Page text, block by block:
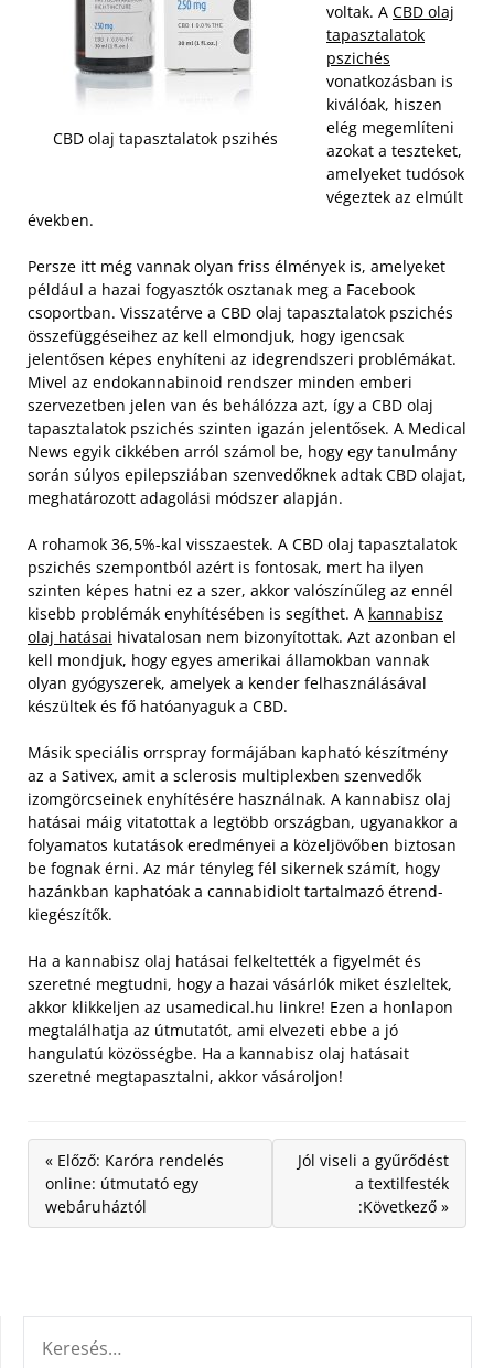
CBD olaj tapasztalatok pszihés
voltak. A CBD olaj
tapasztalatok
pszichés
vonatkozásban is
kiválóak, hiszen
elég megemlíteni
azokat a teszteket,
amelyeket tudósok
végeztek az elmúlt
években.
Persze itt még vannak olyan friss élmények is, amelyeket
például a hazai fogyasztók osztanak meg a Facebook
csoportban. Visszatérve a CBD olaj tapasztalatok pszichés
összefüggéseihez az kell elmondjuk, hogy igencsak
jelentősen képes enyhíteni az idegrendszeri problémákat.
Mivel az endokannabinoid rendszer minden emberi
szervezetben jelen van és behálózza azt, így a CBD olaj
tapasztalatok pszichés szinten igazán jelentősek. A Medical
News egyik cikkében arról számol be, hogy egy tanulmány
során súlyos epilepsziában szenvedőknek adtak CBD olajat,
meghatározott adagolási módszer alapján.
A rohamok 36,5%-kal visszaestek. A CBD olaj tapasztalatok
pszichés szempontból azért is fontosak, mert ha ilyen
szinten képes hatni ez a szer, akkor valószínűleg az ennél
kisebb problémák enyhítésében is segíthet. A kannabisz
olaj hatásai hivatalosan nem bizonyítottak. Azt azonban el
kell mondjuk, hogy egyes amerikai államokban vannak
olyan gyógyszerek, amelyek a kender felhasználásával
készültek és fő hatóanyaguk a CBD.
Másik speciális orrspray formájában kapható készítmény
az a Sativex, amit a sclerosis multiplexben szenvedők
izomgörcseinek enyhítésére használnak. A kannabisz olaj
hatásai máig vitatottak a legtöbb országban, ugyanakkor a
folyamatos kutatások eredményei a közeljövőben biztosan
be fognak érni. Az már tényleg fél sikernek számít, hogy
hazánkban kaphatóak a cannabidiolt tartalmazó étrend-
kiegészítők.
Ha a kannabisz olaj hatásai felkeltették a figyelmét és
szeretné megtudni, hogy a hazai vásárlók miket észleltek,
akkor klikkeljen az usamedical.hu linkre! Ezen a honlapon
megtalálhatja az útmutatót, ami elvezeti ebbe a jó
hangulatú közösségbe. Ha a kannabisz olaj hatásait
szeretné megtapasztalni, akkor vásároljon!
« Előző: Karóra rendelés
online: útmutató egy
webáruháztól
Jól viseli a gyűrődést
a textilfesték
:Következő »